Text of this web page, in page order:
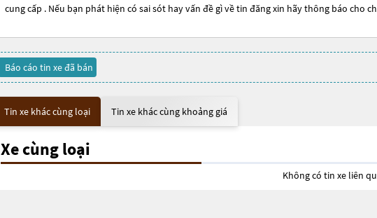
cung cấp . Nếu bạn phát hiện có sai sót hay vấn đề gì về tin đăng xin hãy thông báo cho
Báo cáo tin xe đã bán
Tin xe khác cùng loại Tin xe khác cùng khoảng giá
Xe cùng loại
Không có tin xe liên